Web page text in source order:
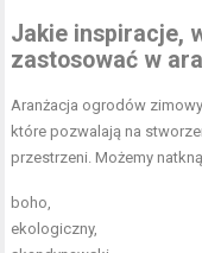
Jakie inspiracje,
zastosować w
Aranżacja ogrodów
które pozwalają na
przestrzeni. Możemy
boho,
ekologiczny,